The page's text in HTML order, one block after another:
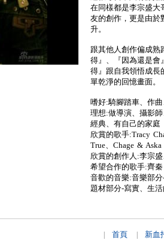
在同樣都是李宗盛大
友的創作，更是由於
升。
跟其他人創作偏成熟
得』、『因為還是會
得』跟自我領悟成長
單乾淨的回憶畫面。
嗜好:騎腳踏車、作
理想:做導演、攝影
經典、有自己的家庭
欣賞的歌手:Tracy
True、Chage & Aska
欣賞的創作人:李宗
希望合作的歌手:齊
音歡的音樂:音樂部
題材部分-寫實、生
首頁 新血